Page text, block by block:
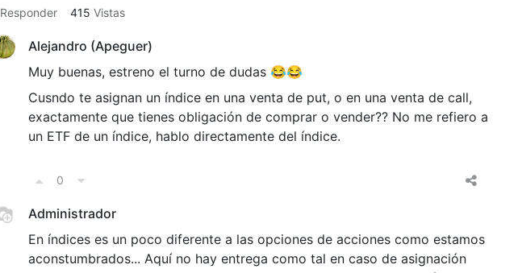
Responder 415 Vistas
Alejandro (Apeguer)
Muy buenas, estreno el turno de dudas 😂😂
Cusndo te asignan un índice en una venta de put, o en una venta de call,
exactamente que tienes obligación de comprar o vender?? No me refiero a
un ETF de un índice, hablo directamente del índice.
0
Administrador
En índices es un poco diferente a las opciones de acciones como estamos
aconstumbrados... Aquí no hay entrega como tal en caso de asignación